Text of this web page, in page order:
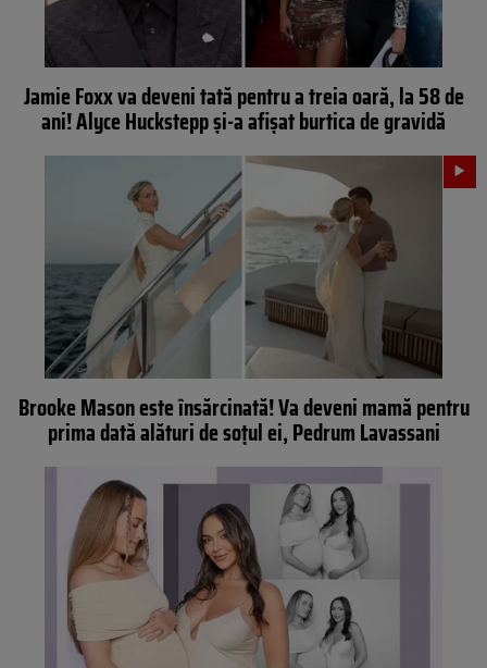
Jamie Foxx va deveni tată pentru a treia oară, la 58 de
ani! Alyce Huckstepp și-a afișat burtica de gravidă
Brooke Mason este însărcinată! Va deveni mamă pentru
prima dată alături de soțul ei, Pedrum Lavassani